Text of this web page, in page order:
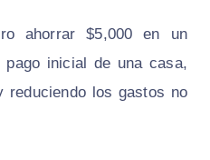
ahorrar $5,000 en un
inicial de una casa,
reduciendo los gastos no